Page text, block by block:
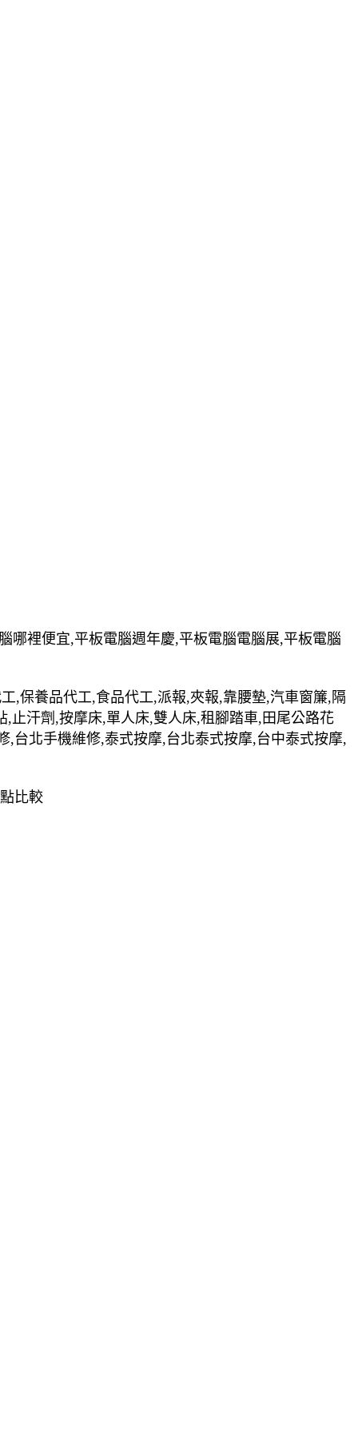
哪裡便宜,平板電腦週年慶,平板電腦電腦展,平板電腦
,保養品代工,食品代工,派報,夾報,靠腰墊,汽車窗簾,隔
止汗劑,按摩床,單人床,雙人床,租腳踏車,田尾公路花
台北手機維修,泰式按摩,台北泰式按摩,台中泰式按摩,
比較